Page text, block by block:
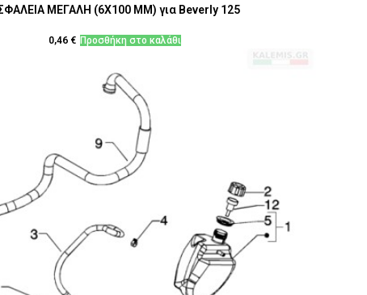
ΜΕΓΑΛΗ (6Χ100 MM) για Beverly 125
0,46 € Προσθήκη στο καλάθι